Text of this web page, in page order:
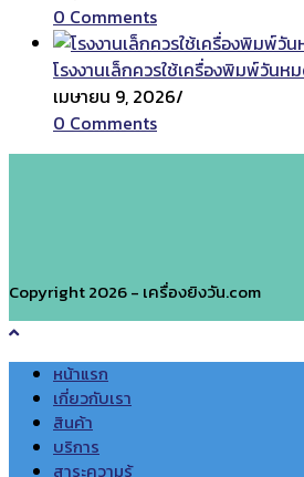
0 Comments
โรงงานเล็กควรใช้เครื่องพิมพ์วันห
เมษายน 9, 2026/
0 Comments
Copyright 2026 - เครื่องยิงวัน.com
หน้าแรก
เกี่ยวกับเรา
สินค้า
บริการ
สาระความรู้